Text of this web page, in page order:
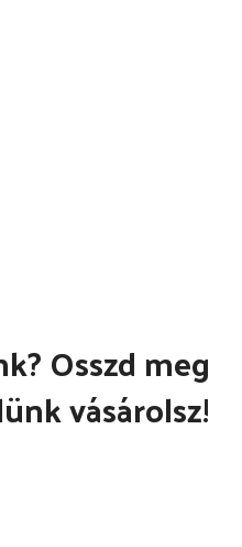
Osszd meg
vásárolsz!